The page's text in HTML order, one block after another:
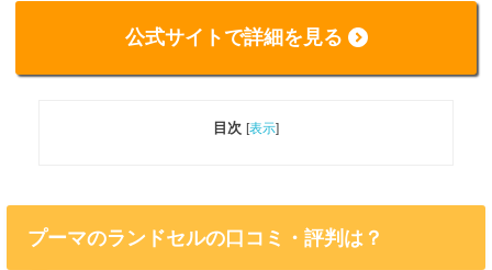
公式サイトで詳細を見る
目次 [表示]
プーマのランドセルの口コミ・評判は？